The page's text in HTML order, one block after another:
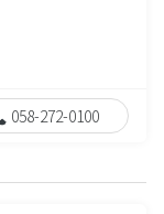
058-272-0100